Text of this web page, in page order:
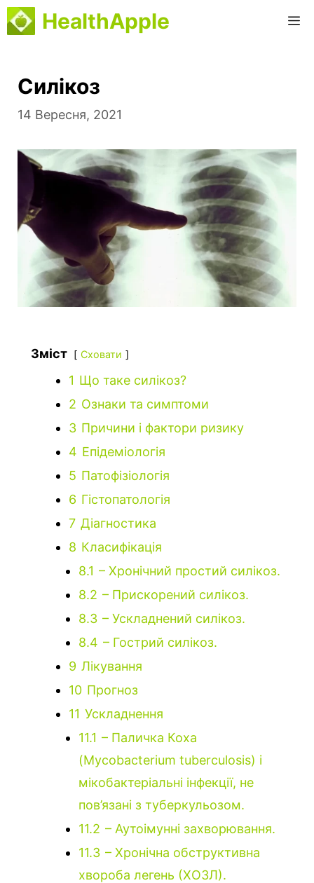
Перейти
до
HealthApple
Силікоз
14 Вересня, 2021
Зміст Сховати
1 Що таке силікоз?
2 Ознаки та симптоми
3 Причини і фактори ризику
4 Епідеміологія
5 Патофізіологія
6 Гістопатологія
7 Діагностика
8 Класифікація
8.1 – Хронічний простий силікоз.
8.2 – Прискорений силікоз.
8.3 – Ускладнений силікоз.
8.4 – Гострий силікоз.
9 Лікування
10 Прогноз
11 Ускладнення
11.1 – Паличка Коха
(Mycobacterium tuberculosis) і
мікобактеріальні інфекції, не
пов’язані з туберкульозом.
11.2 – Аутоімунні захворювання.
11.3 – Хронічна обструктивна
хвороба легень (ХОЗЛ).